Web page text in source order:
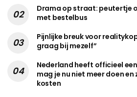
Drama op straat: peutertje
met bestelbus
Pijnlijke breuk voor
graag bij mezelf”
Nederland heeft officieel
mag je nu niet meer doen en
kosten